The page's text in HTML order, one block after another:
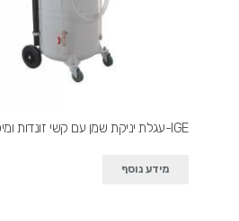
IGE-עגלת יניקת שמן עם קשי זונדות ומיכל מדידה
מידע נוסף